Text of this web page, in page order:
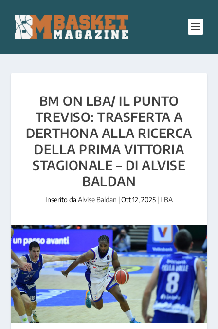
BM ON LBA/ IL PUNTO
TREVISO: TRASFERTA A
DERTHONA ALLA RICERCA
DELLA PRIMA VITTORIA
STAGIONALE – DI ALVISE
BALDAN
Inserito daAlvise Baldan |Ott 12, 2025 | LBA